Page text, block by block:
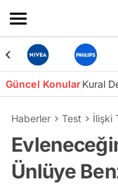
Güncel KonularKural
Haberler Test İlişki
Ünlüye